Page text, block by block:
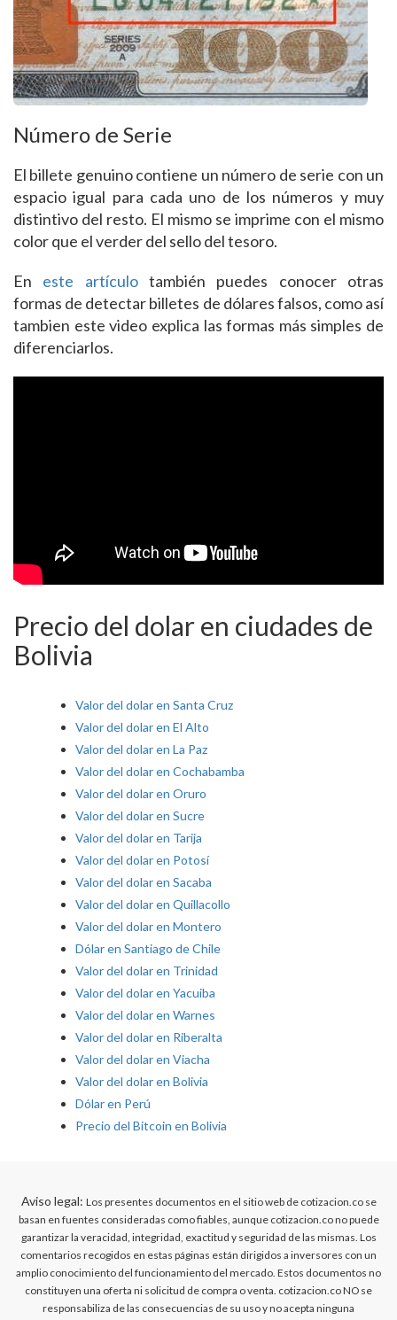
Número de Serie
El billete genuino contiene un número de serie con un
espacio igual para cada uno de los números y muy
distintivo del resto. El mismo se imprime con el mismo
color que el verder del sello del tesoro.
En este artículotambién puedes conocer otras
formas de detectar billetes de dólares falsos, como así
tambien este video explica las formas más simples de
diferenciarlos.
Precio del dolar en ciudades de
Bolivia
Valor del dolar en Santa Cruz
Valor del dolar en El Alto
Valor del dolar en La Paz
Valor del dolar en Cochabamba
Valor del dolar en Oruro
Valor del dolar en Sucre
Valor del dolar en Tarija
Valor del dolar en Potosí
Valor del dolar en Sacaba
Valor del dolar en Quillacollo
Valor del dolar en Montero
Dólar en Santiago de Chile
Valor del dolar en Trinidad
Valor del dolar en Yacuiba
Valor del dolar en Warnes
Valor del dolar en Riberalta
Valor del dolar en Viacha
Valor del dolar en Bolivia
Dólar en Perú
Precio del Bitcoin en Bolivia
Aviso legal: Los presentes documentos en el sitio web de cotizacion.co se
basan en fuentes consideradas como fiables, aunque cotizacion.co no puede
garantizar la veracidad, integridad, exactitud y seguridad de las mismas. Los
comentarios recogidos en estas páginas están dirigidos a inversores con un
amplio conocimiento del funcionamiento del mercado. Estos documentos no
constituyen una oferta ni solicitud de compra o venta. cotizacion.co NO se
responsabiliza de las consecuencias de su uso y no acepta ninguna